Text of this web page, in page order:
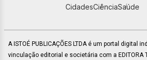
CidadesCiênciaSaúde
A ISTOÉ PUBLICAÇÕES LTDA é um portal digital
vinculação editorial e societária com a EDITORA